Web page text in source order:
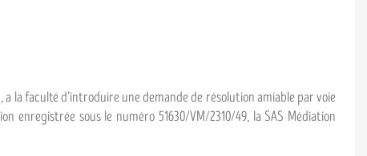
a la faculté d’introduire une demande de résolution amiable par voie
sous le numéro 51630/VM/2310/49, la SAS Médiation